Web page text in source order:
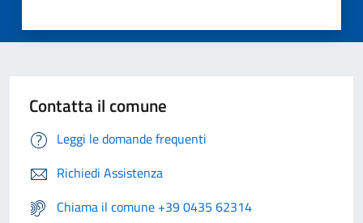
Contatta il comune
Leggi le domande frequenti
Richiedi Assistenza
Chiama il comune +39 0435 62314